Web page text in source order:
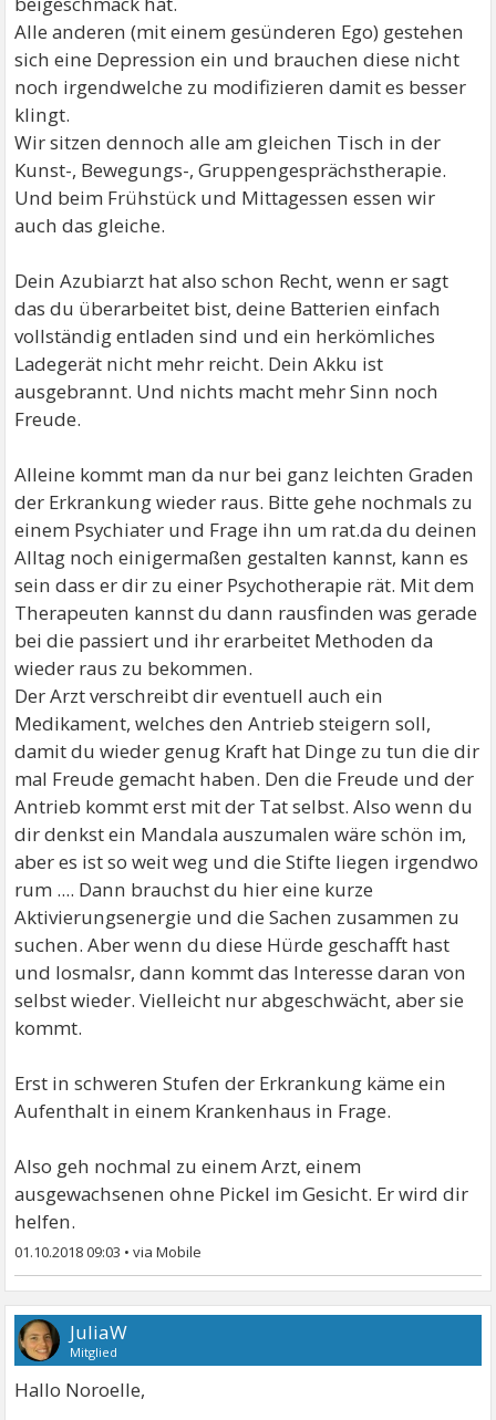
Alle anderen (mit einem gesünderen Ego) gestehen
sich eine Depression ein und brauchen diese nicht
noch irgendwelche zu modifizieren damit es besser
klingt.
Wir sitzen dennoch alle am gleichen Tisch in der
Kunst-, Bewegungs-, Gruppengesprächstherapie.
Und beim Frühstück und Mittagessen essen wir
auch das gleiche.
Dein Azubiarzt hat also schon Recht, wenn er sagt
das du überarbeitet bist, deine Batterien einfach
vollständig entladen sind und ein herkömliches
Ladegerät nicht mehr reicht. Dein Akku ist
ausgebrannt. Und nichts macht mehr Sinn noch
Freude.
Alleine kommt man da nur bei ganz leichten Graden
der Erkrankung wieder raus. Bitte gehe nochmals zu
einem Psychiater und Frage ihn um rat.da du deinen
Alltag noch einigermaßen gestalten kannst, kann es
sein dass er dir zu einer Psychotherapie rät. Mit dem
Therapeuten kannst du dann rausfinden was gerade
bei die passiert und ihr erarbeitet Methoden da
wieder raus zu bekommen.
Der Arzt verschreibt dir eventuell auch ein
Medikament, welches den Antrieb steigern soll,
damit du wieder genug Kraft hat Dinge zu tun die dir
mal Freude gemacht haben. Den die Freude und der
Antrieb kommt erst mit der Tat selbst. Also wenn du
dir denkst ein Mandala auszumalen wäre schön im,
aber es ist so weit weg und die Stifte liegen irgendwo
rum .... Dann brauchst du hier eine kurze
Aktivierungsenergie und die Sachen zusammen zu
suchen. Aber wenn du diese Hürde geschafft hast
und losmalsr, dann kommt das Interesse daran von
selbst wieder. Vielleicht nur abgeschwächt, aber sie
kommt.
Erst in schweren Stufen der Erkrankung käme ein
Aufenthalt in einem Krankenhaus in Frage.
Also geh nochmal zu einem Arzt, einem
ausgewachsenen ohne Pickel im Gesicht. Er wird dir
helfen.
01.10.2018 09:03 •
JuliaW
Mitglied
Hallo Noroelle,